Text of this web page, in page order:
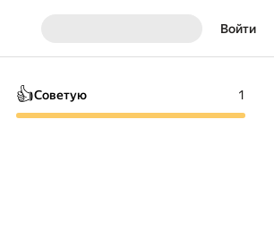
Войти
👍Советую 1